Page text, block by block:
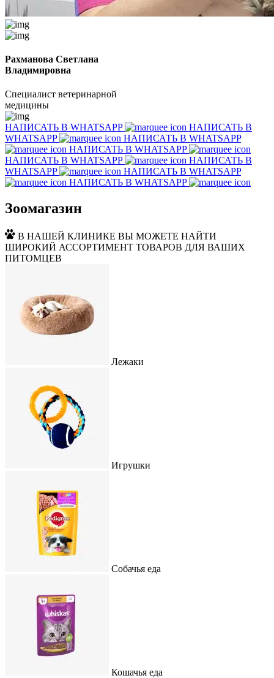
Рахманова Светлана
Владимировна
Специалист ветеринарной
медицины
НАПИСАТЬ В WHATSAPP
НАПИСАТЬ В
WHATSAPP
НАПИСАТЬ В WHATSAPP
НАПИСАТЬ В WHATSAPP
НАПИСАТЬ В WHATSAPP
НАПИСАТЬ В
WHATSAPP
НАПИСАТЬ В WHATSAPP
НАПИСАТЬ В WHATSAPP
Зоомагазин
В НАШЕЙ КЛИНИКЕ ВЫ МОЖЕТЕ НАЙТИ
ШИРОКИЙ АССОРТИМЕНТ ТОВАРОВ ДЛЯ ВАШИХ
ПИТОМЦЕВ
Лежаки
Игрушки
Собачья еда
Кошачья еда